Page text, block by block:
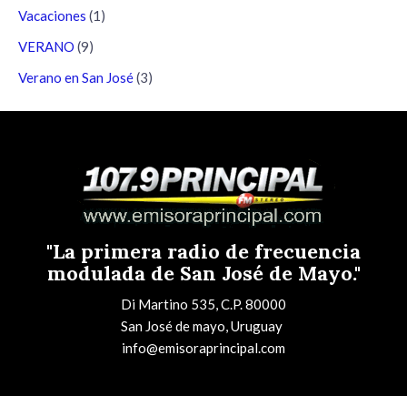
Vacaciones (1)
VERANO (9)
Verano en San José(3)
"La primera radio de frecuencia
modulada de San José de Mayo."
Di Martino 535, C.P. 80000
San José de mayo, Uruguay
info@emisoraprincipal.com